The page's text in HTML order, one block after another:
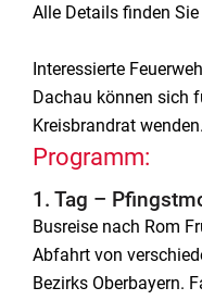
Alle Details finden
Interessierte
Dachau können sich
Kreisbrandrat wenden.
Programm:
1. Tag –
Busreise nach Rom
Abfahrt von
Bezirks Oberbayern.